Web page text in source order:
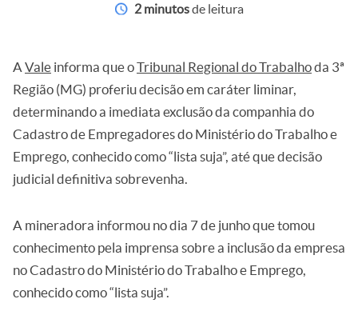
2 minutosde leitura
A Vale informa que oTribunal Regional do Trabalhoda 3ª
Região (MG) proferiu decisão em caráter liminar,
determinando a imediata exclusão da companhia do
Cadastro de Empregadores do Ministério do Trabalho e
Emprego, conhecido como “lista suja”, até que decisão
judicial definitiva sobrevenha.
A mineradora informou no dia 7 de junho que tomou
conhecimento pela imprensa sobre a inclusão da empresa
no Cadastro do Ministério do Trabalho e Emprego,
conhecido como “lista suja”.